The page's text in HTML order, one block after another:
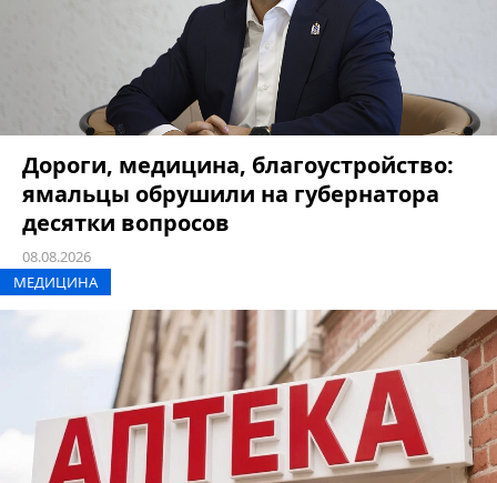
Дороги, медицина, благоустройство:
ямальцы обрушили на губернатора
десятки вопросов
08.08.2026
МЕДИЦИНА